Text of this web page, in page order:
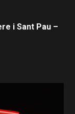
i Sant Pau –